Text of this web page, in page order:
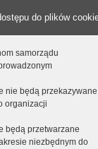
do plików
samorządu
nie będą przekazywane
organizacji
będą przetwarzane
niezbędnym do